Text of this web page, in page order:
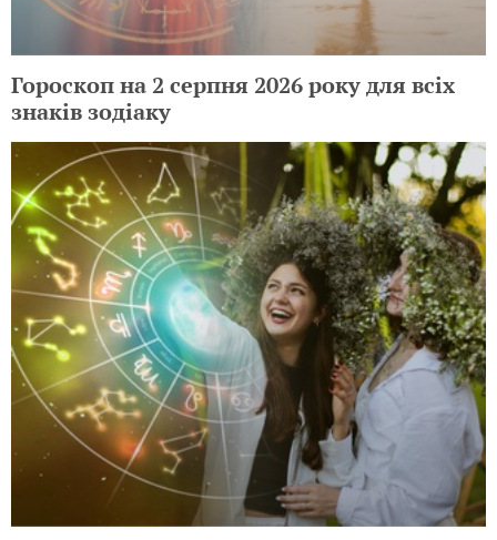
Гороскоп на 2 серпня 2026 року для всіх
знаків зодіаку